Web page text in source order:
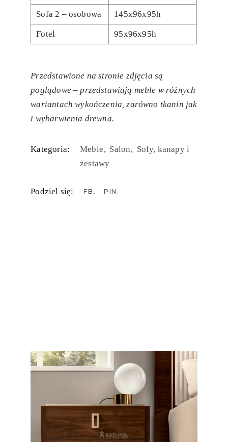
Sofa 2 – osobowa 145x96x95h
Fotel 95x96x95h
Przedstawione na stronie zdjęcia są
poglądowe – przedstawiają meble w różnych
wariantach wykończenia, zarówno tkanin jak
i wybarwienia drewna.
Kategoria: Meble Salon Sofy, kanapy i
zestawy
Podziel się: FB PIN